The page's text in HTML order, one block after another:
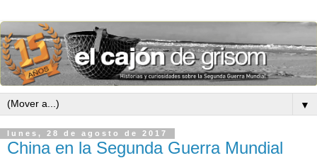
▼
lunes, 28 de agosto de 2017
China en la Segunda Guerra Mundial